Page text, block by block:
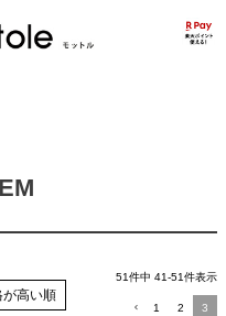
が高い順
51件中 41-51件表示
1 2 3